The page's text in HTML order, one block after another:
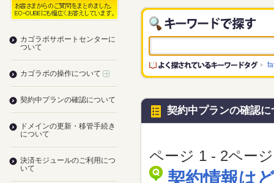
契約中プランの確認に
ページ 1 - 2ペー
契約情報は
カゴラボサポートセンターに
ついて
カゴラボの操作について
契約中プランの確認について
ドメインの更新・移管手続き
について
決済モジュールのご利用につ
いて